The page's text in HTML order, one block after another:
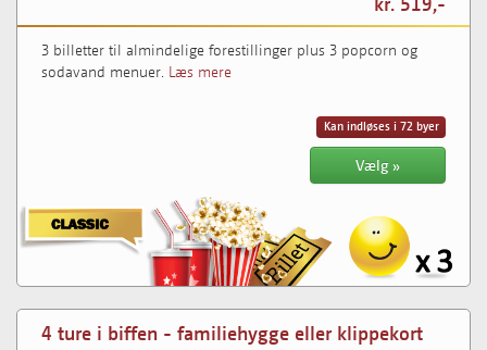
3 billetter til almindelige forestillinger plus 3 popcorn og
sodavand menuer. Læs mere
Kan indløses i 72 byer
Vælg »
4 ture i biffen - familiehygge eller klippekort